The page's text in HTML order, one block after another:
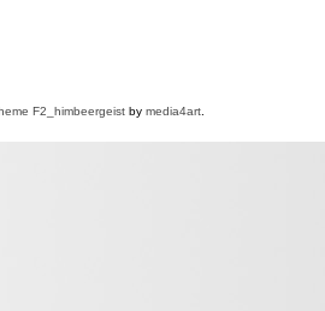
F2 _himbeergeist by media4art